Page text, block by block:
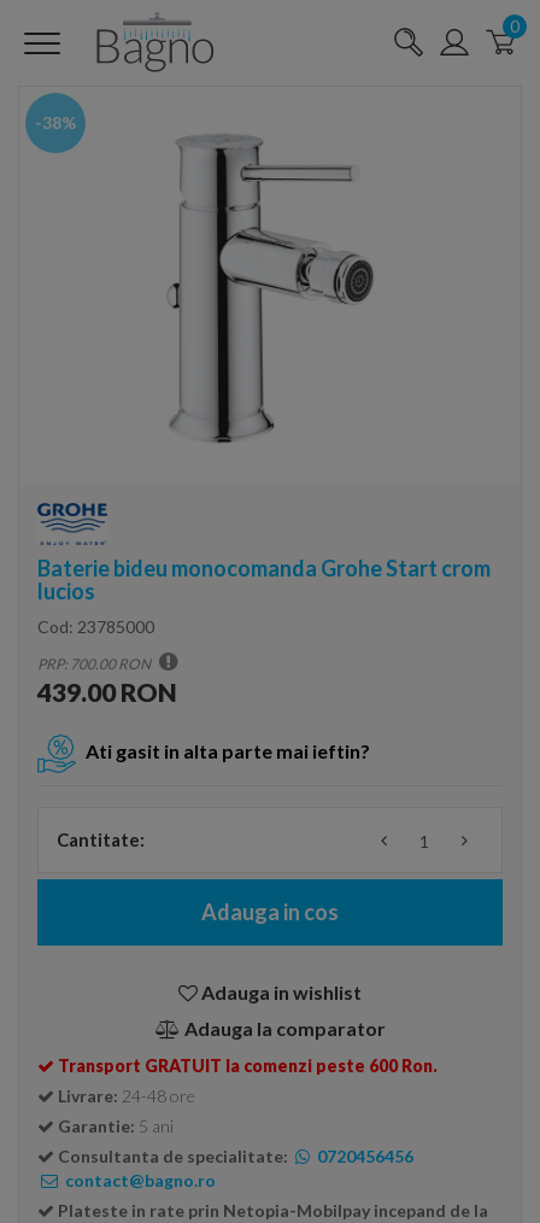
0
-38%
Baterie bideu monocomanda Grohe Start crom
lucios
Cod: 23785000
PRP: 700.00 RON
439.00 RON
Ati gasit in alta parte mai ieftin?
Cantitate:
Adauga in cos
Adauga in wishlist
Adauga la comparator
Transport GRATUIT la comenzi peste 600 Ron.
Livrare: 24-48 ore
Garantie: 5 ani
Consultanta de specialitate:
0720456456
contact@bagno.ro
Plateste in rate prin Netopia-Mobilpay incepand de la